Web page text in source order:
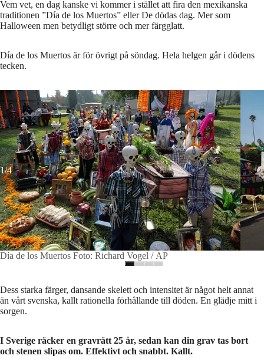
Vem vet, en dag kanske vi kommer i stället att fira den mexikanska
traditionen ”Día de los Muertos” eller De dödas dag. Mer som
Halloween men betydligt större och mer färgglatt.
Día de los Muertos är för övrigt på söndag. Hela helgen går i dödens
tecken.
1/4
Día de los Muertos Foto: Richard Vogel / AP Día
Día de los Muertos Foto: Richard Vogel / AP
Dess starka färger, dansande skelett och intensitet är något helt annat
än vårt svenska, kallt rationella förhållande till döden. En glädje mitt i
sorgen.
I Sverige räcker en gravrätt 25 år, sedan kan din grav tas bort
och stenen slipas om. Effektivt och snabbt. Kallt.